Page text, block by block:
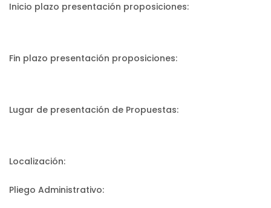
Inicio plazo presentación proposiciones:
Fin plazo presentación proposiciones:
Lugar de presentación de Propuestas:
Localización:
Pliego Administrativo: